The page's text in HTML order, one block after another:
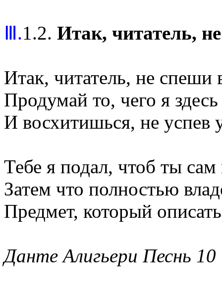
Ⅲ.1.2. Итак, читатель,
Итак, читатель, не спеши
Продумай то, чего я здесь
И восхитишься, не успев
Тебе я подал, чтоб ты сам
Затем что полностью
Предмет, который
Данте Алигьери Песнь